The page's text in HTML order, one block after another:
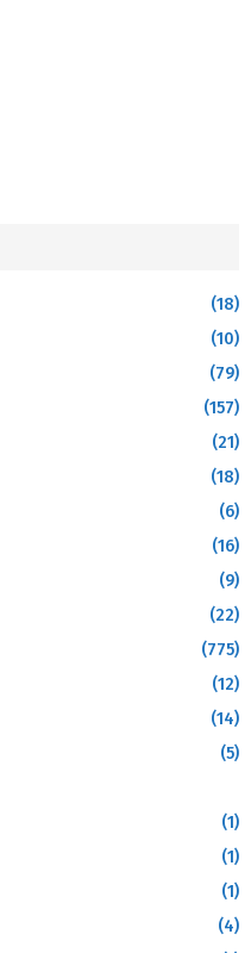
(18)
(10)
(79)
(157)
(21)
(18)
(6)
(16)
(9)
(22)
(775)
(12)
(14)
(5)
(1)
(1)
(1)
(4)